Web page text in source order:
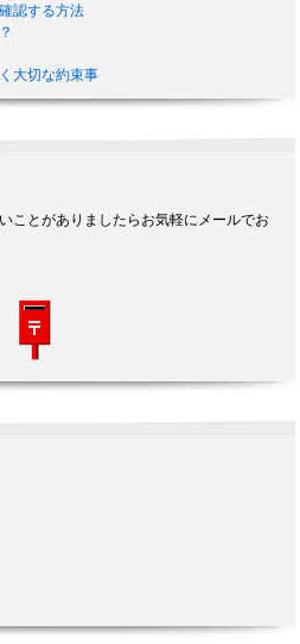
認する方法
大切な約束事
ことがありましたらお気軽にメールでお